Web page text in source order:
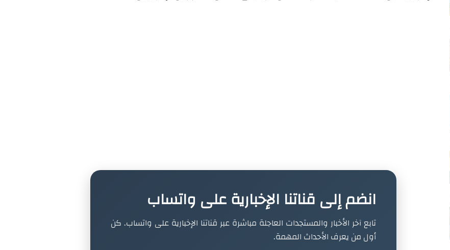
انضم إلى قناتنا الإخبارية على واتساب
تابع آخر الأخبار والمستجدات العاجلة مباشرة عبر قناتنا الإخبارية على واتساب. كن
أول من يعرف الأحداث المهمة.